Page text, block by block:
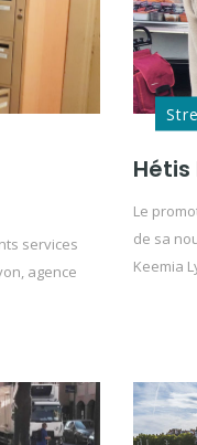
services
agence
Le
de sa
Keemia